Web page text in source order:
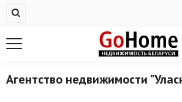
Купить квартиру
Агентство недвижимости